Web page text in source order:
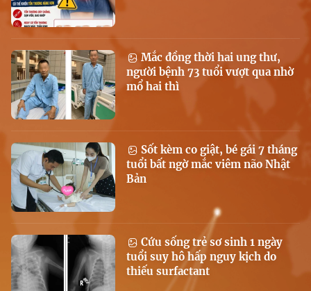
Mắc đồng thời hai ung thư,
người bệnh 73 tuổi vượt qua nhờ
mổ hai thì
Sốt kèm co giật, bé gái 7 tháng
tuổi bất ngờ mắc viêm não Nhật
Bản
Cứu sống trẻ sơ sinh 1 ngày
tuổi suy hô hấp nguy kịch do
thiếu surfactant